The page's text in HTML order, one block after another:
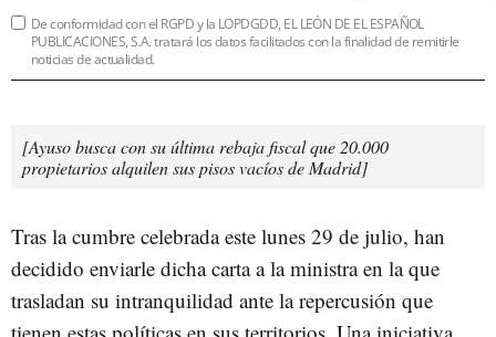
De conformidad con el RGPD y la LOPDGDD, EL LEÓN DE EL ESPAÑOL
PUBLICACIONES, S.A. tratará los datos facilitados con la finalidad de remitirle
noticias de actualidad.
[Ayuso busca con su última rebaja fiscal que 20.000
propietarios alquilen sus pisos vacíos de Madrid]
Tras la cumbre celebrada este lunes 29 de julio, han
decidido enviarle dicha carta a la ministra en la que
trasladan su intranquilidad ante la repercusión que